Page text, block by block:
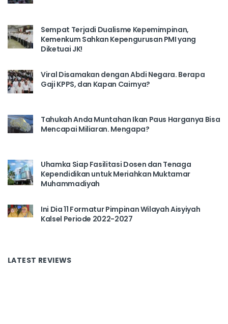
Sempat Terjadi Dualisme Kepemimpinan,
Kemenkum Sahkan Kepengurusan PMI yang
Diketuai JK!
Viral Disamakan dengan Abdi Negara. Berapa
Gaji KPPS, dan Kapan Cairnya?
Tahukah Anda Muntahan Ikan Paus Harganya Bisa
Mencapai Miliaran. Mengapa?
Uhamka Siap Fasilitasi Dosen dan Tenaga
Kependidikan untuk Meriahkan Muktamar
Muhammadiyah
Ini Dia 11 Formatur Pimpinan Wilayah Aisyiyah
Kalsel Periode 2022-2027
LATEST REVIEWS